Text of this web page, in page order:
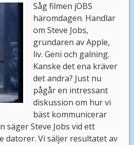
Såg filmen jOBS
häromdagen. Handlar
om Steve Jobs,
grundaren av Apple,
liv. Geni och galning.
Kanske det ena kräver
det andra? Just nu
pågår en intressant
diskussion om hur vi
bäst kommunicerar
säger Steve Jobs vid ett
datorer. Vi säljer resultatet av